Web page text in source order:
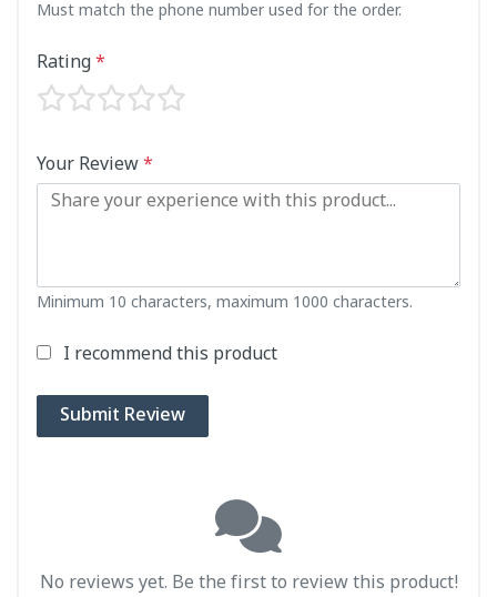
Must match the phone number used for the order.
Rating*
Your Review*
Minimum 10 characters, maximum 1000 characters.
I recommend this product
Submit Review
No reviews yet. Be the first to review this product!